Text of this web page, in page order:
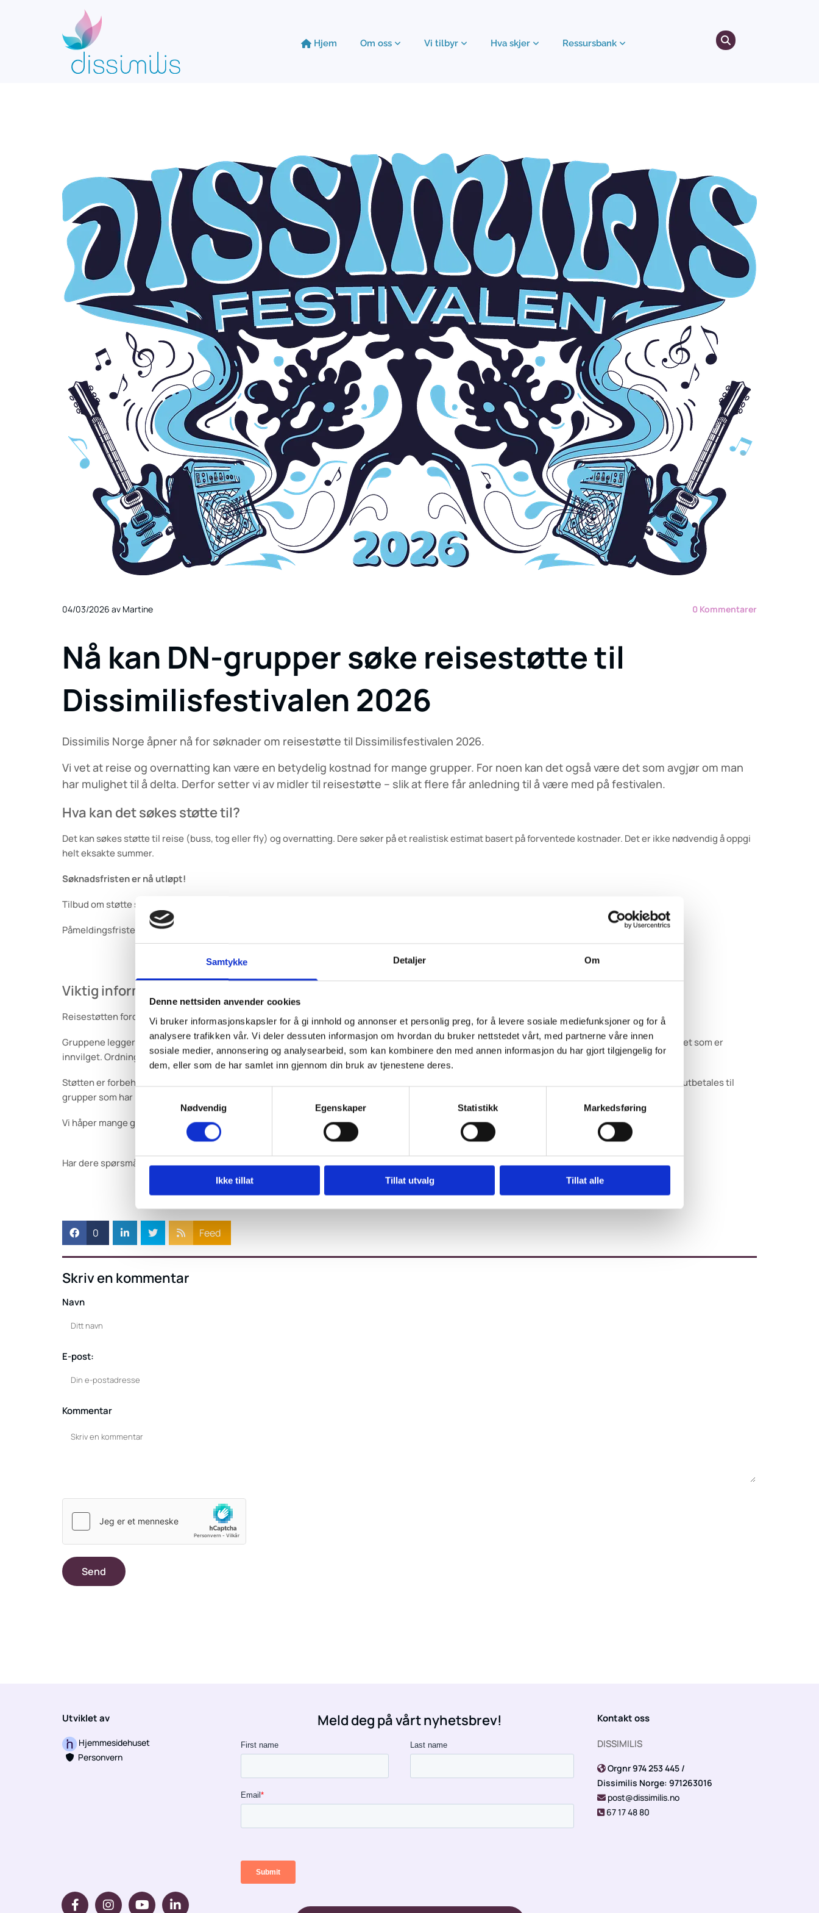
Samtykke Detaljer Om
Denne nettsiden anvender cookies
Vi bruker informasjonskapsler for å gi innhold og annonser et personlig preg, for å levere sosiale mediefunksjoner og for å
analysere trafikken vår. Vi deler dessuten informasjon om hvordan du bruker nettstedet vårt, med partnerne våre innen
sosiale medier, annonsering og analysearbeid, som kan kombinere den med annen informasjon du har gjort tilgjengelig for
dem, eller som de har samlet inn gjennom din bruk av tjenestene deres.
Nødvendig
Egenskaper Statistikk Markedsføring
Ikke tillat Tillat utvalg Tillat alle
Hjem Om oss Vi tilbyr Hva skjer Ressursbank
04/03/2026 av Martine 0 Kommentarer
Nå kan DN-grupper søke reisestøtte til
Dissimilisfestivalen 2026
Dissimilis Norge åpner nå for søknader om reisestøtte til Dissimilisfestivalen 2026.
Vi vet at reise og overnatting kan være en betydelig kostnad for mange grupper. For noen kan det også være det som avgjør om man
har mulighet til å delta. Derfor setter vi av midler til reisestøtte – slik at flere får anledning til å være med på festivalen.
Hva kan det søkes støtte til?
Det kan søkes støtte til reise (buss, tog eller fly) og overnatting. Dere søker på et realistisk estimat basert på forventede kostnader. Det er ikke nødvendig å oppgi
helt eksakte summer.
Søknadsfristen er nå utløpt!
Tilbud om støtte sendes ut 7. april, og må bekreftes innen 13. april.
Påmeldingsfristen til festivalen er 20. april, slik at dere vet hva dere eventuelt får i støtte før dere melder dere på.
Viktig informasjon
Reisestøtten fordeles fra en samlet pott. Det betyr at man ikke er garantert å få innvilget hele beløpet man søker om.
Gruppene legger selv ut for kostnadene, og støtten utbetales i etterkant av festivalen mot innsending av kvitteringer. Refusjon gis inntil det beløpet som er
innvilget. Ordningen er revisjonspliktig, og full dokumentasjon er nødvendig.
Støtten er forbeholdt DN-grupper som har betalt medlemskontingent for 2026. Søknad kan sendes før kontingenten er betalt, men støtte kan kun utbetales til
grupper som har betalt medlemskontingenten.
Vi håper mange grupper søker, og at ordningen bidrar til at enda flere får oppleve Dissimilisfestivalen i 2026.
Har dere spørsmål, ta gjerne kontakt med generalsekretær Nathalie Sturim.
0 Feed
Skriv en kommentar
Navn
E-post:
Kommentar
Utviklet av
Hjemmesidehuset
 Personvern
Meld deg på vårt nyhetsbrev!
Kontakt oss
DISSIMILIS
 Orgnr 974 253 445 /
Dissimilis Norge: 971263016
 post@dissimilis.no
 67 17 48 80